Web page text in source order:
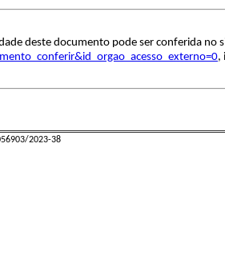
deste documento pode ser conferida no
,
2023-38